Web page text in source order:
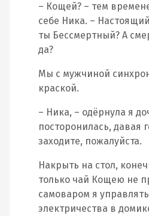
– Кощей? – тем
себе Ника. –
ты Бессмертный? А
да?
Мы с мужчиной
краской.
– Ника, – одёрнула я
посторонилась, давая
заходите, пожалуйста.
Накрыть на стол,
только чай Кощею не
самоваром я
электричества в